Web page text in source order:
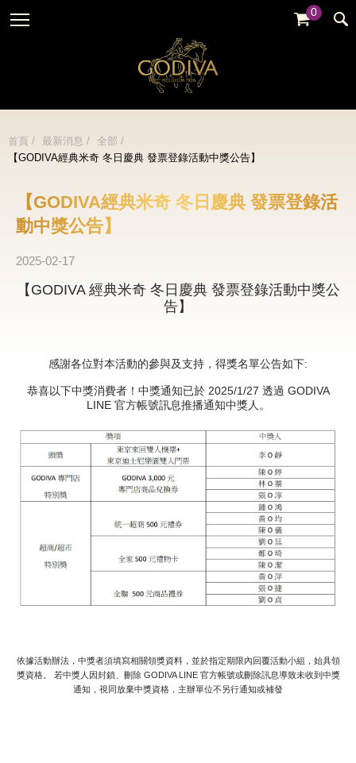
0
全部
全部
金裝禮盒
片裝禮盒
婚禮系列
新品 / 季節性商品
歡聚系列
百年限定系列
冰享系列
玩具總動員
中秋系列
休閒分享
G Cube 松露巧克力
全部
白巧克力
綜合巧克力
蛋糕
婚禮系列
GODIVA故事
GODIVA大師團隊
首頁 最新消息
全部
【GODIVA經典米奇 冬日慶典 發票登錄活動中獎公告】
【GODIVA經典米奇 冬日慶典 發票登錄活
動中獎公告】
2025-02-17
【GODIVA 經典米奇 冬日慶典 發票登錄活動中獎公
告】
感謝各位對本活動的參與及支持，得獎名單公告如下:
恭喜以下中獎消費者！中獎通知已於 2025/1/27 透過 GODIVA
LINE 官方帳號訊息推播通知中獎人。
依據活動辦法，中獎者須填寫相關領獎資料，並於指定期限內回覆活動小組，始具領
獎資格。 若中獎人因封鎖、刪除 GODIVA LINE 官方帳號或刪除訊息導致未收到中獎
通知，視同放棄中獎資格，主辦單位不另行通知或補發